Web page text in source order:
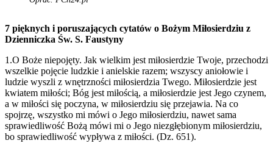
7 pięknych i poruszających cytatów o Bożym Miłosierdziu z
Dzienniczka Św. S. Faustyny
1.O Boże niepojęty. Jak wielkim jest miłosierdzie Twoje, przechodzi
wszelkie pojęcie ludzkie i anielskie razem; wszyscy aniołowie i
ludzie wyszli z wnętrzności miłosierdzia Twego. Miłosierdzie jest
kwiatem miłości; Bóg jest miłością, a miłosierdzie jest Jego czynem,
a w miłości się poczyna, w miłosierdziu się przejawia. Na co
spojrzę, wszystko mi mówi o Jego miłosierdziu, nawet sama
sprawiedliwość Bożą mówi mi o Jego niezgłębionym miłosierdziu,
bo sprawiedliwość wypływa z miłości. (Dz. 651).